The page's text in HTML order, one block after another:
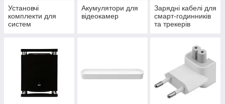
Установчі
комплекти для
систем
Акумулятори для
відеокамер
Зарядні кабелі для
смарт-годинників
та трекерів